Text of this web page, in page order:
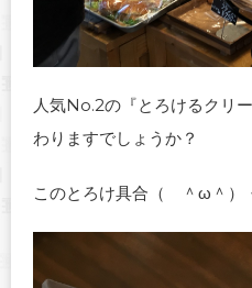
人気No.2の『とろけるクリ
わりますでしょうか？
このとろけ具合（ ＾ω＾）